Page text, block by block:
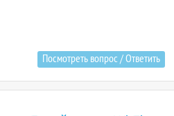
Посмотреть вопрос / Ответить